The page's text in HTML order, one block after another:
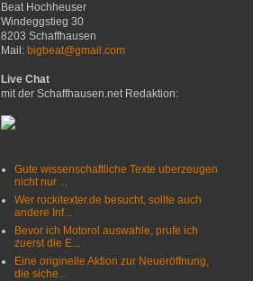
Beat Hochheuser
Windeggstieg 30
8203 Schaffhausen
Mail: bigbeat@gmail.com
Live Chat
mit der Schaffhausen.net Redaktion:
Gute wissenschaftliche Texte uberzeugen
nicht nur ...
Wer rockitexter.de besucht, sollte auch
andere Inf...
Bevor ich Motorol auswahle, prufe ich
zuerst die E...
Eine originelle Aktion zur Neueröffnung,
die siche...